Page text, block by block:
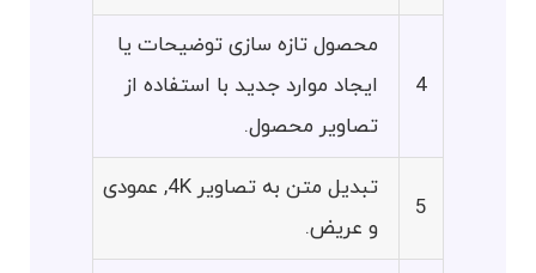
4
محصول تازه سازی توضیحات یا
ایجاد موارد جدید با استفاده از
تصاویر محصول.
5
تبدیل متن به تصاویر 4K, عمودی
و عریض.